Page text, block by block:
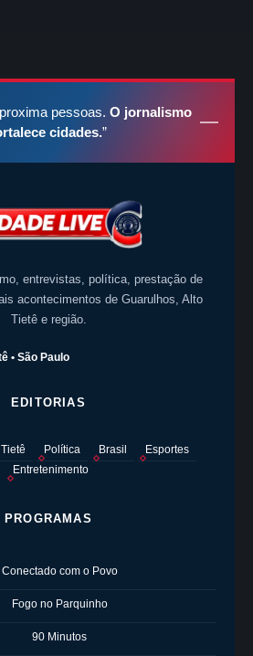
pessoas. O jornalismo
cidades.”
entrevistas, política, prestação de
acontecimentos de Guarulhos, Alto
Tietê e região.
• São Paulo
EDITORIAS
Política Brasil
Esportes
Entretenimento
PROGRAMAS
Conectado com o Povo
Fogo no Parquinho
90 Minutos